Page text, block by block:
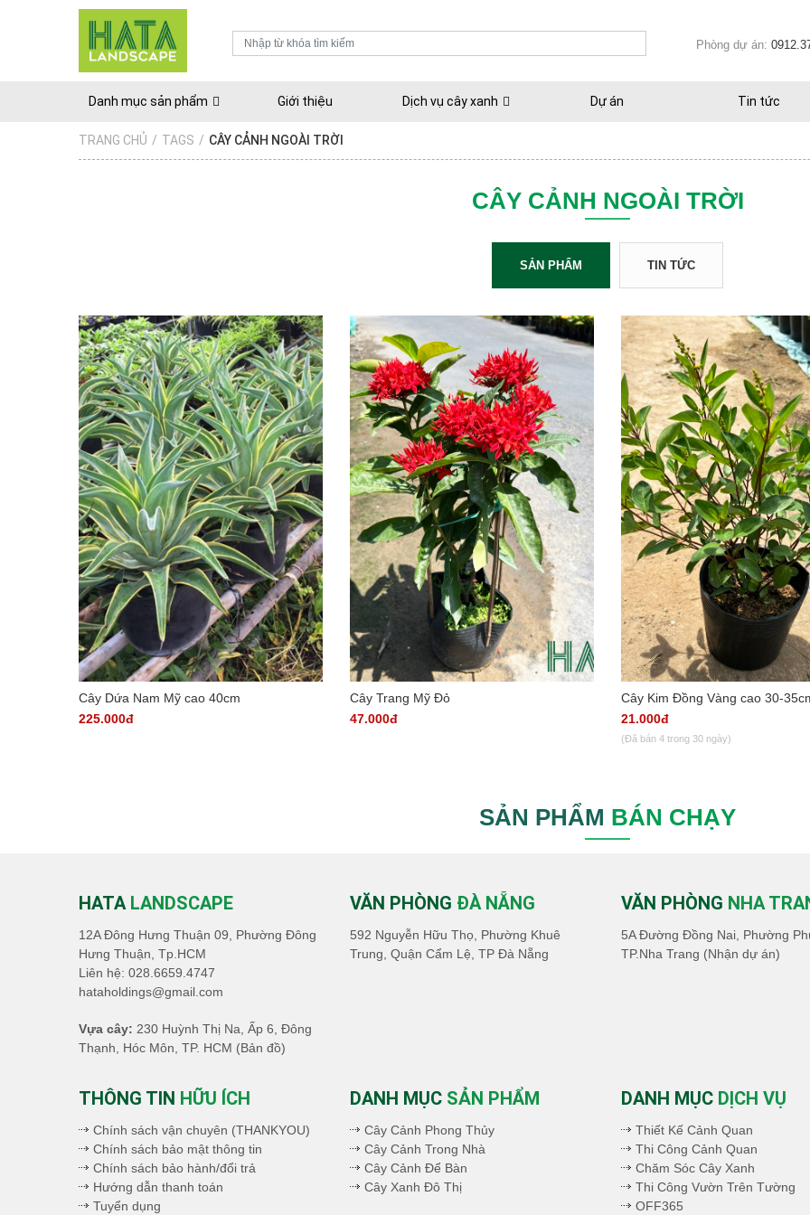
Phòng dự án:
Danh mục sản phẩm Giới thiệu Dịch vụ cây xanh Dự án Tin tức
TRANG CHỦ / TAGS / CÂY CẢNH NGOÀI TRỜI
CÂY CẢNH NGOÀI TRỜI
SẢN PHẨM TIN TỨC
Cây Dứa Nam Mỹ cao 40cm
225.000đ
Cây Trang Mỹ Đỏ
47.000đ
Cây Kim Đồng Vàng cao 30-
21.000đ
(Đã bán 4 trong 30 ngày)
SẢN PHẨM BÁN CHẠY
HATA LANDSCAPE
12A Đông Hưng Thuận 09, Phường Đông
Hưng Thuận, Tp.HCM
Liên hệ: 028.6659.4747
hataholdings@gmail.com
Vựa cây: 230 Huỳnh Thị Na, Ấp 6, Đông
Thạnh, Hóc Môn, TP. HCM (Bản đồ)
VĂN PHÒNG ĐÀ NẴNG
592 Nguyễn Hữu Thọ, Phường Khuê
Trung, Quận Cẩm Lệ, TP Đà Nẵng
VĂN PHÒNG NHA
5A Đường Đồng Nai, Phường
TP.Nha Trang (Nhận dự án)
THÔNG TIN HỮU ÍCH
Chính sách vận chuyên (THANKYOU)
Chính sách bảo mật thông tin
Chính sách bảo hành/đổi trả
Hướng dẫn thanh toán
Tuyển dụng
DANH MỤC SẢN PHẨM
Cây Cảnh Phong Thủy
Cây Cảnh Trong Nhà
Cây Cảnh Để Bàn
Cây Xanh Đô Thị
DANH MỤC DỊCH VỤ
Thiết Kế Cảnh Quan
Thi Công Cảnh Quan
Chăm Sóc Cây Xanh
Thi Công Vườn Trên Tường
OFF365